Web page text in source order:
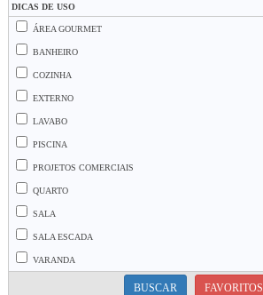
DICAS DE USO
ÁREA GOURMET
BANHEIRO
COZINHA
EXTERNO
LAVABO
PISCINA
PROJETOS COMERCIAIS
QUARTO
SALA
SALA ESCADA
VARANDA
BUSCAR FAVORITOS